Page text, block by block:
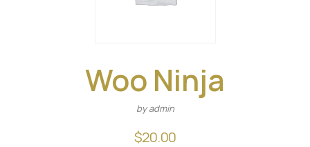
Woo Ninja
by admin
$20.00